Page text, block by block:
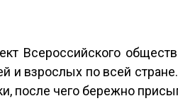
Всероссийского
и взрослых по всей
после чего бережно